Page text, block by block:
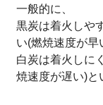
一般的に、
黒炭は着火しや
い(燃焼速度が早
白炭は着火しに
焼速度が遅い)と